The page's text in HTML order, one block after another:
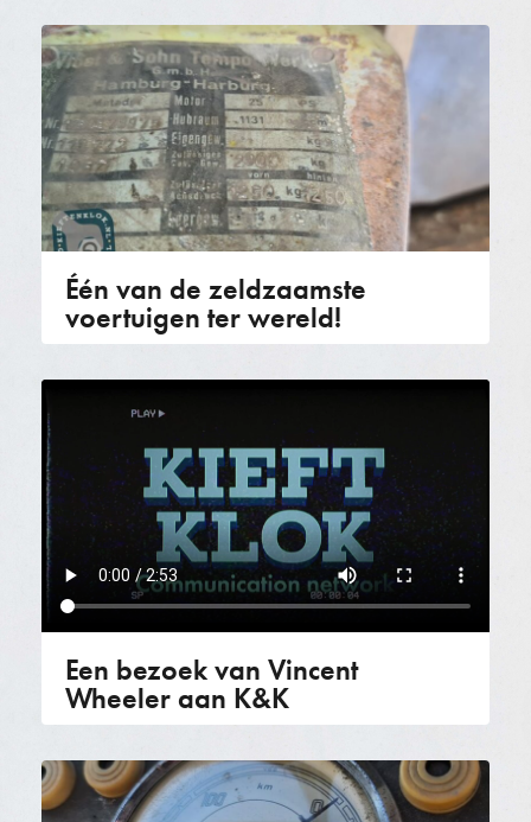
Één van de zeldzaamste
voertuigen ter wereld!
Een bezoek van Vincent
Wheeler aan K&K